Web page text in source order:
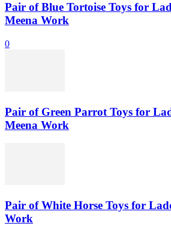
Pair of Blue Tortoise Toys for
Meena Work
0
Pair of Green Parrot Toys for
Meena Work
Pair of White Horse Toys for
Work